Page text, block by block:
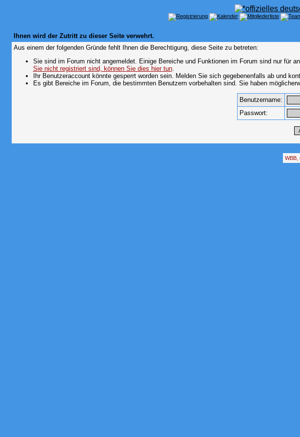
Ihnen wird der Zutritt zu dieser Seite verwehrt.
Aus einem der folgenden Gründe fehlt Ihnen die Berechtigung, diese Seite zu betreten:
Sie sind im Forum nicht angemeldet. Einige Bereiche und Funktionen im Forum sind nur für
Sie nicht registriert sind, können Sie dies hier tun.
Ihr Benutzeraccount könnte gesperrt worden sein. Melden Sie sich gegebenenfalls ab und
Es gibt Bereiche im Forum, die bestimmten Benutzern vorbehalten sind. Sie haben
Benutzername:
Passwort:
WBB,